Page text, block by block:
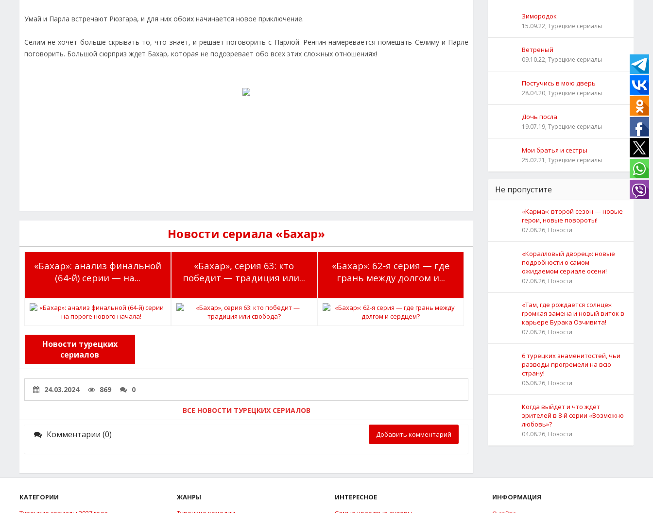
Умай и Парла встречают Рюзгара, и для них обоих начинается новое приключение.
Селим не хочет больше скрывать то, что знает, и решает поговорить с Парлой. Ренгин намеревается помешать Селиму и Парле
поговорить. Большой сюрприз ждет Бахар, которая не подозревает обо всех этих сложных отношениях!
Новости сериала «Бахар»
«Бахар»: анализ финальной
(64‑й) серии — на...
«Бахар», серия 63: кто
победит — традиция или...
«Бахар»: 62‑я серия — где
грань между долгом и...
Новости турецких
сериалов
24.03.2024 869 0
ВСЕ НОВОСТИ ТУРЕЦКИХ СЕРИАЛОВ
Комментарии (0) Добавить комментарий
Зимородок
15.09.22, Турецкие сериалы
Ветреный
09.10.22, Турецкие сериалы
Постучись в мою дверь
28.04.20, Турецкие сериалы
Дочь посла
19.07.19, Турецкие сериалы
Мои братья и сестры
25.02.21, Турецкие сериалы
Не пропустите
«Карма»: второй сезон — новые
герои, новые повороты!
07.08.26, Новости
«Коралловый дворец»: новые
подробности о самом
ожидаемом сериале осени!
07.08.26, Новости
«Там, где рождается солнце»:
громкая замена и новый виток в
карьере Бурака Озчивита!
07.08.26, Новости
6 турецких знаменитостей, чьи
разводы прогремели на всю
страну!
06.08.26, Новости
Когда выйдет и что ждёт
зрителей в 8-й серии «Возможно
любовь»?
04.08.26, Новости
КАТЕГОРИИ
ЖАНРЫ
ИНТЕРЕСНОЕ
ИНФОРМАЦИЯ